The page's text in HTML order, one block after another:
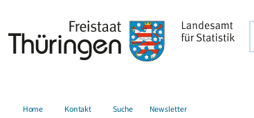
Home Kontakt Suche Newsletter